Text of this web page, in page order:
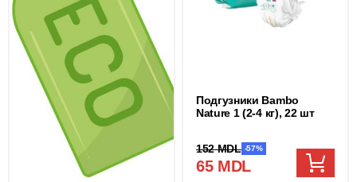
Подгузники Bambo
Nature 1 (2-4 кг), 22 шт
65 MDL
152 MDL -57%